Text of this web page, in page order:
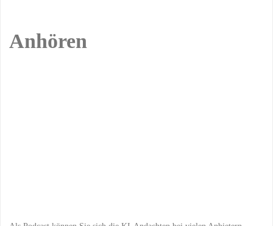
Anhören